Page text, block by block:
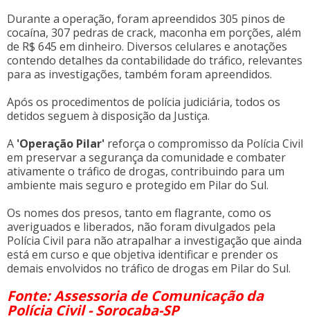
Durante a operação, foram apreendidos 305 pinos de
cocaína, 307 pedras de crack, maconha em porções, além
de R$ 645 em dinheiro. Diversos celulares e anotações
contendo detalhes da contabilidade do tráfico, relevantes
para as investigações, também foram apreendidos.
Após os procedimentos de polícia judiciária, todos os
detidos seguem à disposição da Justiça.
A 'Operação Pilar' reforça o compromisso da Polícia Civil
em preservar a segurança da comunidade e combater
ativamente o tráfico de drogas, contribuindo para um
ambiente mais seguro e protegido em Pilar do Sul.
Os nomes dos presos, tanto em flagrante, como os
averiguados e liberados, não foram divulgados pela
Polícia Civil para não atrapalhar a investigação que ainda
está em curso e que objetiva identificar e prender os
demais envolvidos no tráfico de drogas em Pilar do Sul.
Fonte: Assessoria de Comunicação da
Polícia Civil - Sorocaba-SP